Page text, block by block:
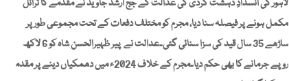
لاہور کی انسدادِ دہشت گردی کی عدالت کے جج ارشد جاوید نے مقدمے کا ٹرائل
مکمل ہونے پر فیصلہ سنا دیا، مجرم کو مختلف دفعات کے تحت مجموعی طور پر
ساڑھے 35 سال قید کی سزا سنائی گئی۔عدالت نے پیر ظہیرالحسن شاہ کو 6 لاکھ
روپے جرمانے کا بھی حکم دیا۔مجرم کے خلاف 2024ء میں دھمکیاں دینے پر مقدمہ